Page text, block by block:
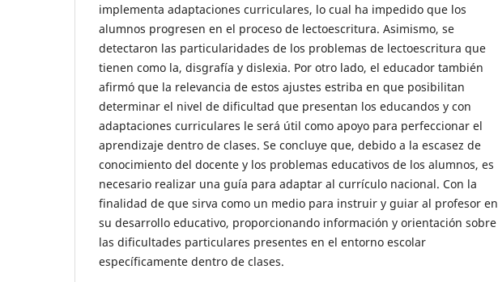
implementa adaptaciones curriculares, lo cual ha impedido que los
alumnos progresen en el proceso de lectoescritura. Asimismo, se
detectaron las particularidades de los problemas de lectoescritura que
tienen como la, disgrafía y dislexia. Por otro lado, el educador también
afirmó que la relevancia de estos ajustes estriba en que posibilitan
determinar el nivel de dificultad que presentan los educandos y con
adaptaciones curriculares le será útil como apoyo para perfeccionar el
aprendizaje dentro de clases. Se concluye que, debido a la escasez de
conocimiento del docente y los problemas educativos de los alumnos, es
necesario realizar una guía para adaptar al currículo nacional. Con la
finalidad de que sirva como un medio para instruir y guiar al profesor en
su desarrollo educativo, proporcionando información y orientación sobre
las dificultades particulares presentes en el entorno escolar
específicamente dentro de clases.